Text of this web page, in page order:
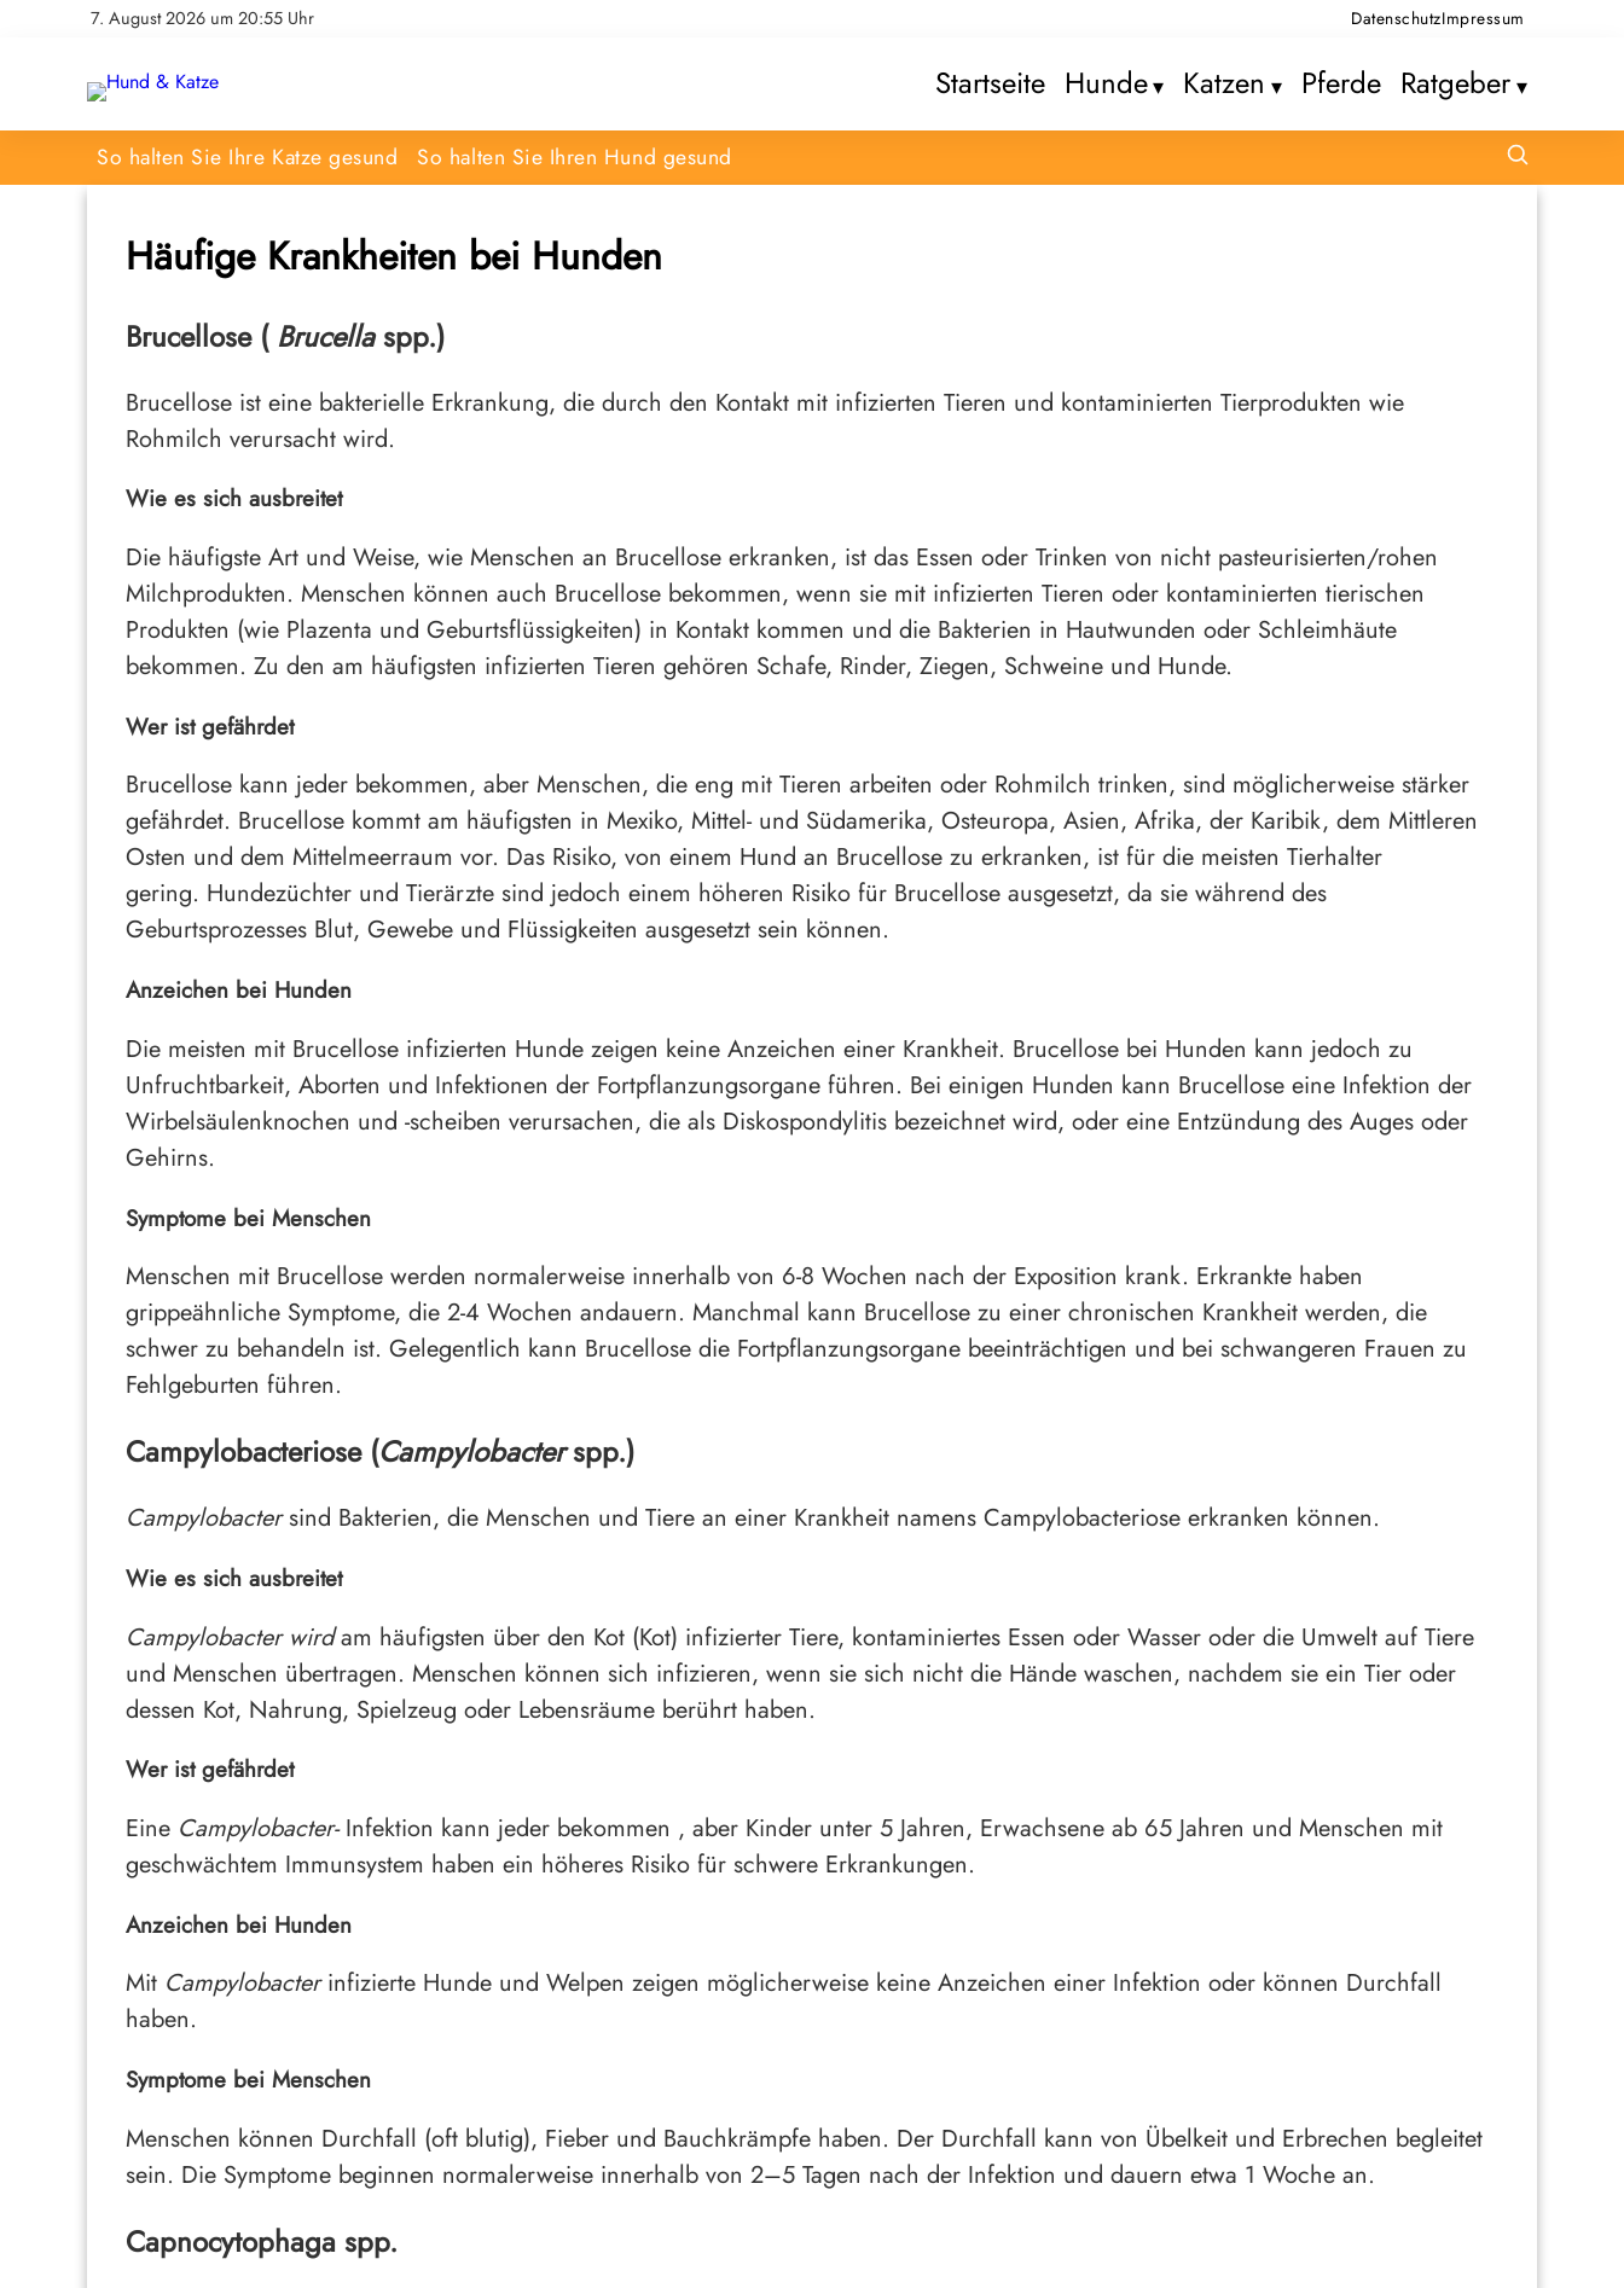
7. August 2026 um 20:55 Uhr DatenschutzImpressum
Startseite Hunde Katzen Pferde Ratgeber
So halten Sie Ihre Katze gesund So halten Sie Ihren Hund gesund
Häufige Krankheiten bei Hunden
Brucellose ( Brucellaspp.)
Brucellose ist eine bakterielle Erkrankung, die durch den Kontakt mit infizierten Tieren und kontaminierten Tierprodukten wie
Rohmilch verursacht wird.
Wie es sich ausbreitet
Die häufigste Art und Weise, wie Menschen an Brucellose erkranken, ist das Essen oder Trinken von nicht pasteurisierten/rohen
Milchprodukten. Menschen können auch Brucellose bekommen, wenn sie mit infizierten Tieren oder kontaminierten tierischen
Produkten (wie Plazenta und Geburtsflüssigkeiten) in Kontakt kommen und die Bakterien in Hautwunden oder Schleimhäute
bekommen. Zu den am häufigsten infizierten Tieren gehören Schafe, Rinder, Ziegen, Schweine und Hunde.
Wer ist gefährdet
Brucellose kann jeder bekommen, aber Menschen, die eng mit Tieren arbeiten oder Rohmilch trinken, sind möglicherweise stärker
gefährdet. Brucellose kommt am häufigsten in Mexiko, Mittel- und Südamerika, Osteuropa, Asien, Afrika, der Karibik, dem Mittleren
Osten und dem Mittelmeerraum vor. Das Risiko, von einem Hund an Brucellose zu erkranken, ist für die meisten Tierhalter
gering. Hundezüchter und Tierärzte sind jedoch einem höheren Risiko für Brucellose ausgesetzt, da sie während des
Geburtsprozesses Blut, Gewebe und Flüssigkeiten ausgesetzt sein können.
Anzeichen bei Hunden
Die meisten mit Brucellose infizierten Hunde zeigen keine Anzeichen einer Krankheit. Brucellose bei Hunden kann jedoch zu
Unfruchtbarkeit, Aborten und Infektionen der Fortpflanzungsorgane führen. Bei einigen Hunden kann Brucellose eine Infektion der
Wirbelsäulenknochen und -scheiben verursachen, die als Diskospondylitis bezeichnet wird, oder eine Entzündung des Auges oder
Gehirns.
Symptome bei Menschen
Menschen mit Brucellose werden normalerweise innerhalb von 6-8 Wochen nach der Exposition krank. Erkrankte haben
grippeähnliche Symptome, die 2-4 Wochen andauern. Manchmal kann Brucellose zu einer chronischen Krankheit werden, die
schwer zu behandeln ist. Gelegentlich kann Brucellose die Fortpflanzungsorgane beeinträchtigen und bei schwangeren Frauen zu
Fehlgeburten führen.
Campylobacteriose (Campylobacterspp.)
Campylobactersind Bakterien, die Menschen und Tiere an einer Krankheit namens Campylobacteriose erkranken können.
Wie es sich ausbreitet
Campylobacter wirdam häufigsten über den Kot (Kot) infizierter Tiere, kontaminiertes Essen oder Wasser oder die Umwelt auf Tiere
und Menschen übertragen. Menschen können sich infizieren, wenn sie sich nicht die Hände waschen, nachdem sie ein Tier oder
dessen Kot, Nahrung, Spielzeug oder Lebensräume berührt haben.
Wer ist gefährdet
Eine Campylobacter-Infektion kann jeder bekommen , aber Kinder unter 5 Jahren, Erwachsene ab 65 Jahren und Menschen mit
geschwächtem Immunsystem haben ein höheres Risiko für schwere Erkrankungen.
Anzeichen bei Hunden
Mit Campylobacterinfizierte Hunde und Welpen zeigen möglicherweise keine Anzeichen einer Infektion oder können Durchfall
haben.
Symptome bei Menschen
Menschen können Durchfall (oft blutig), Fieber und Bauchkrämpfe haben. Der Durchfall kann von Übelkeit und Erbrechen begleitet
sein. Die Symptome beginnen normalerweise innerhalb von 2–5 Tagen nach der Infektion und dauern etwa 1 Woche an.
Capnocytophaga spp.